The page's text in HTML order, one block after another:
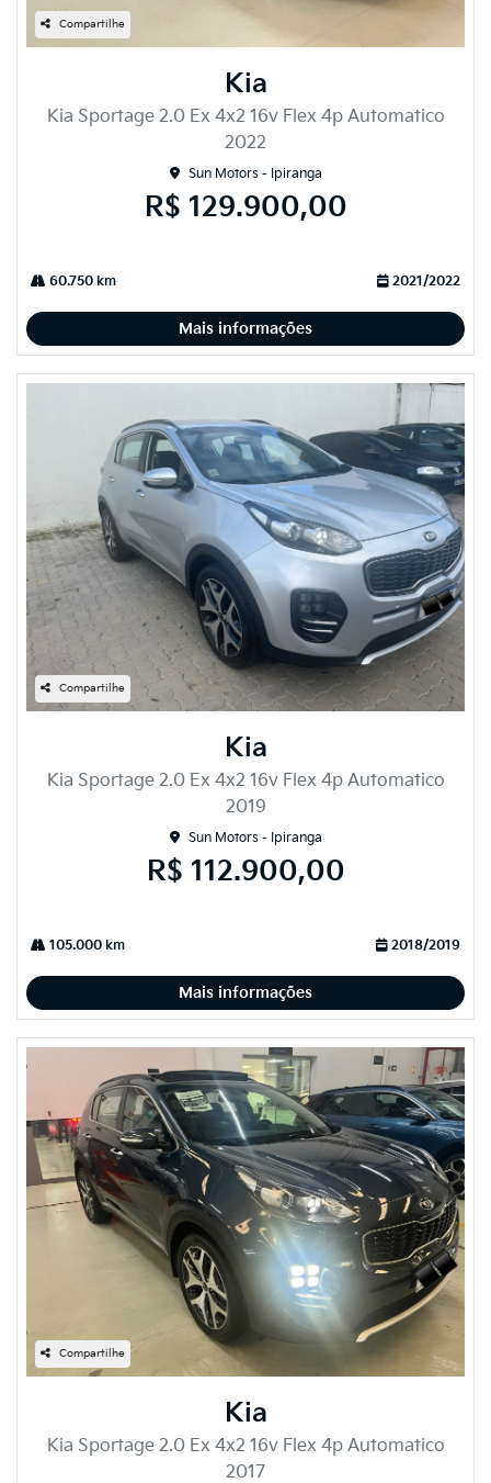
Compartilhe
Kia
Kia Sportage 2.0 Ex 4x2 16v Flex 4p Automatico
2022
Sun Motors - Ipiranga
R$ 129.900,00
60.750 km 2021/2022
Mais informações
Compartilhe
Kia
Kia Sportage 2.0 Ex 4x2 16v Flex 4p Automatico
2019
Sun Motors - Ipiranga
R$ 112.900,00
105.000 km 2018/2019
Mais informações
Compartilhe
Kia
Kia Sportage 2.0 Ex 4x2 16v Flex 4p Automatico
2017